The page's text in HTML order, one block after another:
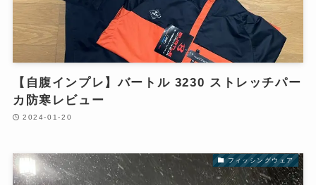
【自腹インプレ】バートル 3230 ストレッチパー
カ防寒レビュー
2024-01-20
フィッシングウェア